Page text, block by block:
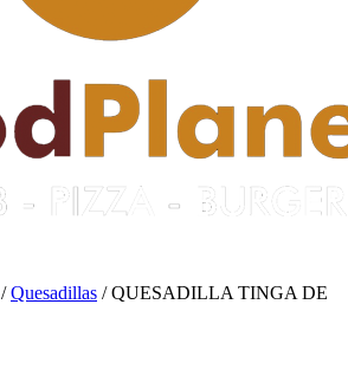
/Quesadillas / QUESADILLA TINGA DE